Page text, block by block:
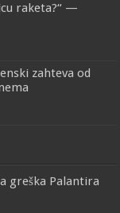
raketa?“ —
zahteva od
greška Palantira